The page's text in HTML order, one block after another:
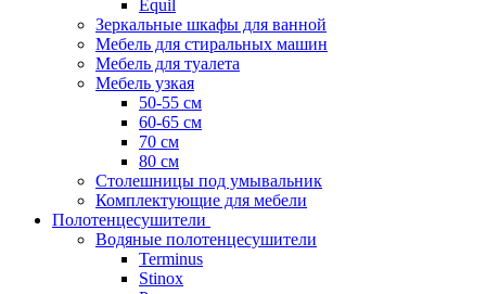
Equil
Зеркальные шкафы для ванной
Мебель для стиральных машин
Мебель для туалета
Мебель узкая
50-55 см
60-65 см
70 см
80 см
Столешницы под умывальник
Комплектующие для мебели
Полотенцесушители
Водяные полотенцесушители
Terminus
Stinox